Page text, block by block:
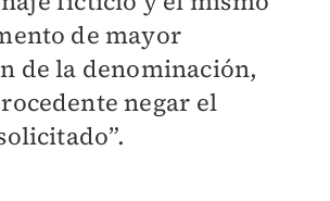
de mayor
de la denominación,
negar el